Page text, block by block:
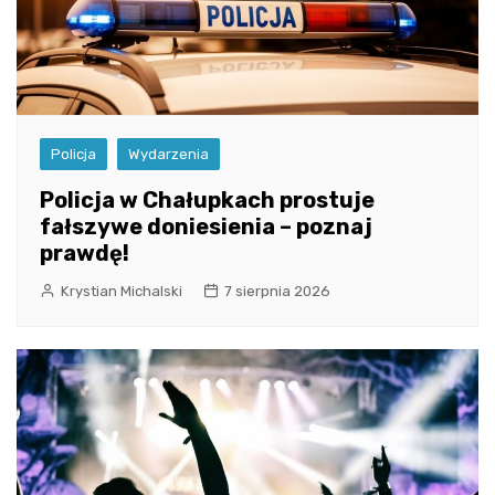
Policja Wydarzenia
Policja w Chałupkach prostuje
fałszywe doniesienia – poznaj
prawdę!
Krystian Michalski 7 sierpnia 2026